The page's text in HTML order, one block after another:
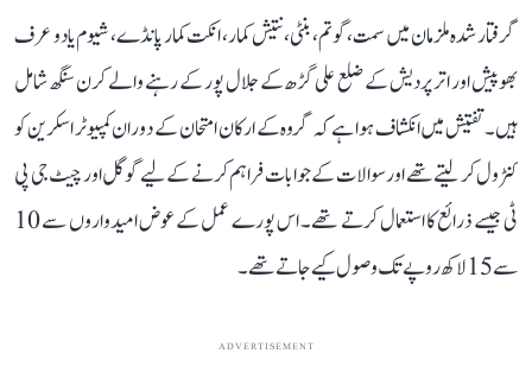
گرفتار شدہ ملزمان میں سمت، گوتم، بنٹی، نتیش کمار، انکت کمار پانڈے، شیوم یادو عرف
بھوپیش اور اتر پردیش کے ضلع علی گڑھ کے جلال پور کے رہنے والے کرن سنگھ شامل
ہیں۔ تفتیش میں انکشاف ہوا ہے کہ گروہ کے ارکان امتحان کے دوران کمپیوٹر اسکرین کو
کنٹرول کر لیتے تھے اور سوالات کے جوابات فراہم کرنے کے لیے گوگل اور چیٹ جی پی
ٹی جیسے ذرائع کا استعمال کرتے تھے۔ اس پورے عمل کے عوض امیدواروں سے 10
سے 15 لاکھ روپے تک وصول کیے جاتے تھے۔
ADVERTISEMENT